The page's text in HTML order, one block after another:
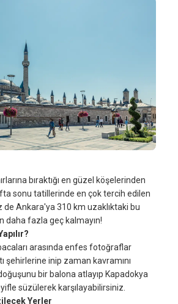
bıraktığı en güzel köşelerinden
sonu tatillerinde en çok tercih edilen
de Ankara'ya 310 km uzaklıktaki bu
daha fazla geç kalmayın!
arasında enfes fotoğraflar
şehirlerine inip zaman kavramını
bir balona atlayıp Kapadokya
süzülerek karşılayabilirsiniz.
Yerler